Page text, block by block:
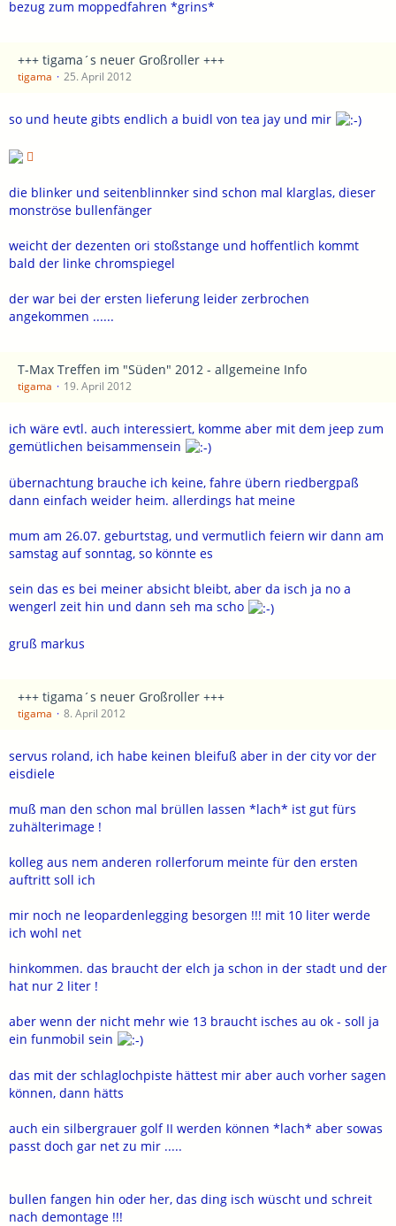
bezug zum moppedfahren *grins*
+++ tigama´s neuer Großroller +++
tigama 25. April 2012
so und heute gibts endlich a buidl von tea jay und mir
die blinker und seitenblinnker sind schon mal klarglas, dieser
monströse bullenfänger
weicht der dezenten ori stoßstange und hoffentlich kommt
bald der linke chromspiegel
der war bei der ersten lieferung leider zerbrochen
angekommen ......
T-Max Treffen im "Süden" 2012 - allgemeine Info
tigama 19. April 2012
ich wäre evtl. auch interessiert, komme aber mit dem jeep zum
gemütlichen beisammensein
übernachtung brauche ich keine, fahre übern riedbergpaß
dann einfach weider heim. allerdings hat meine
mum am 26.07. geburtstag, und vermutlich feiern wir dann am
samstag auf sonntag, so könnte es
sein das es bei meiner absicht bleibt, aber da isch ja no a
wengerl zeit hin und dann seh ma scho
gruß markus
+++ tigama´s neuer Großroller +++
tigama 8. April 2012
servus roland, ich habe keinen bleifuß aber in der city vor der
eisdiele
muß man den schon mal brüllen lassen *lach* ist gut fürs
zuhälterimage !
kolleg aus nem anderen rollerforum meinte für den ersten
auftritt soll ich
mir noch ne leopardenlegging besorgen !!! mit 10 liter werde
ich wohl net
hinkommen. das braucht der elch ja schon in der stadt und der
hat nur 2 liter !
aber wenn der nicht mehr wie 13 braucht isches au ok - soll ja
ein funmobil sein
das mit der schlaglochpiste hättest mir aber auch vorher sagen
können, dann hätts
auch ein silbergrauer golf II werden können *lach* aber sowas
passt doch gar net zu mir .....
bullen fangen hin oder her, das ding isch wüscht und schreit
nach demontage !!!